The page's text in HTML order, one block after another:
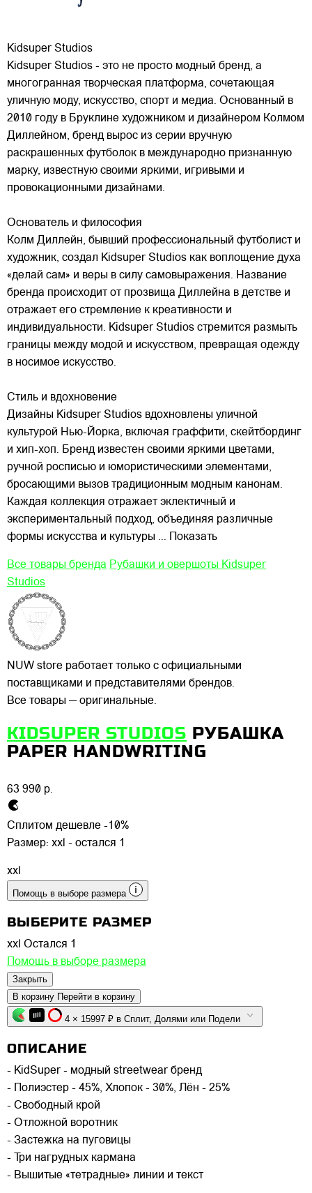
Kidsuper Studios
Kidsuper Studios - это не просто модный бренд, а
многогранная творческая платформа, сочетающая
уличную моду, искусство, спорт и медиа. Основанный в
2010 году в Бруклине художником и дизайнером Колмом
Диллейном, бренд вырос из серии вручную
раскрашенных футболок в международно признанную
марку, известную своими яркими, игривыми и
провокационными дизайнами.
Основатель и философия
Колм Диллейн, бывший профессиональный футболист и
художник, создал Kidsuper Studios как воплощение духа
«делай сам» и веры в силу самовыражения. Название
бренда происходит от прозвища Диллейна в детстве и
отражает его стремление к креативности и
индивидуальности. Kidsuper Studios стремится размыть
границы между модой и искусством, превращая одежду
в носимое искусство.
Стиль и вдохновение
Дизайны Kidsuper Studios вдохновлены уличной
культурой Нью-Йорка, включая граффити, скейтбординг
и хип-хоп. Бренд известен своими яркими цветами,
ручной росписью и юмористическими элементами,
бросающими вызов традиционным модным канонам.
Каждая коллекция отражает эклектичный и
экспериментальный подход, объединяя различные
формы искусства и культуры ... Показать
Все товары бренда Рубашки и овершоты Kidsuper
Studios
NUW store работает только с официальными
поставщиками и представителями брендов.
Все товары — оригинальные.
KIDSUPER STUDIOS РУБАШКА
PAPER HANDWRITING
63 990 р.
Сплитом дешевле -10%
Размер: xxl - остался 1
xxl
Помощь в выборе размера
ВЫБЕРИТЕ РАЗМЕР
xxl Остался 1
Помощь в выборе размера
Закрыть
В корзину Перейти в корзину
4 × 15997 ₽ в Сплит, Долями или Подели
ОПИСАНИЕ
- KidSuper - модный streetwear бренд
- Полиэстер - 45%, Хлопок - 30%, Лён - 25%
- Свободный крой
- Отложной воротник
- Застежка на пуговицы
- Три нагрудных кармана
- Вышитые «тетрадные» линии и текст